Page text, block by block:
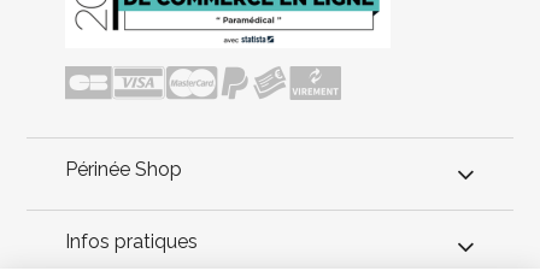
Périnée Shop
Infos pratiques